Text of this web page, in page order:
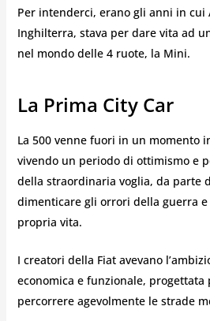
Per intenderci, erano gli anni in cui
Inghilterra, stava per dare vita ad
nel mondo delle 4 ruote, la Mini.
La Prima City Car
La 500 venne fuori in un momento
vivendo un periodo di ottimismo e
della straordinaria voglia, da parte
dimenticare gli orrori della guerra
propria vita.
I creatori della Fiat avevano
economica e funzionale,
percorrere agevolmente le strade